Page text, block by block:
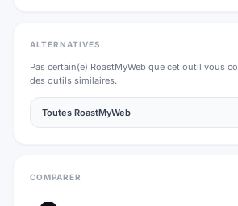
ALTERNATIVES
Pas certain(e) RoastMyWeb que cet outil vous
des outils similaires.
Toutes RoastMyWeb
COMPARER